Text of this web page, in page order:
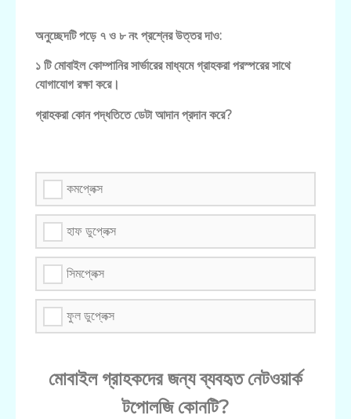
অনুচ্ছেদটি পড়ে ৭ ও ৮ নং প্রশ্নের উত্তর দাও:
১ টি মোবাইল কোম্পানির সার্ভারের মাধ্যমে গ্রাহকরা পরস্পরের সাথে
যোগাযোগ রক্ষা করে।
গ্রাহকরা কোন পদ্ধতিতে ডেটা আদান প্রদান করে?
কমপ্লেক্স
হাফ ডুপ্লেক্স
সিমপ্লেক্স
ফুল ডুপ্লেক্স
মোবাইল গ্রাহকদের জন্য ব্যবহৃত নেটওয়ার্ক
টপোলজি কোনটি?